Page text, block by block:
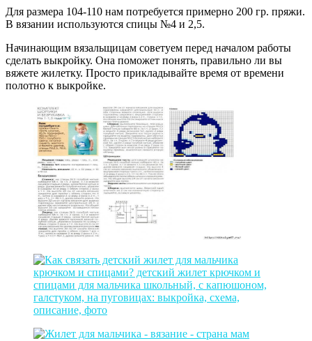
Для размера 104-110 нам потребуется примерно 200 гр. пряжи.
В вязании используются спицы №4 и 2,5.
Начинающим вязальщицам советуем перед началом работы
сделать выкройку. Она поможет понять, правильно ли вы
вяжете жилетку. Просто прикладывайте время от времени
полотно к выкройке.